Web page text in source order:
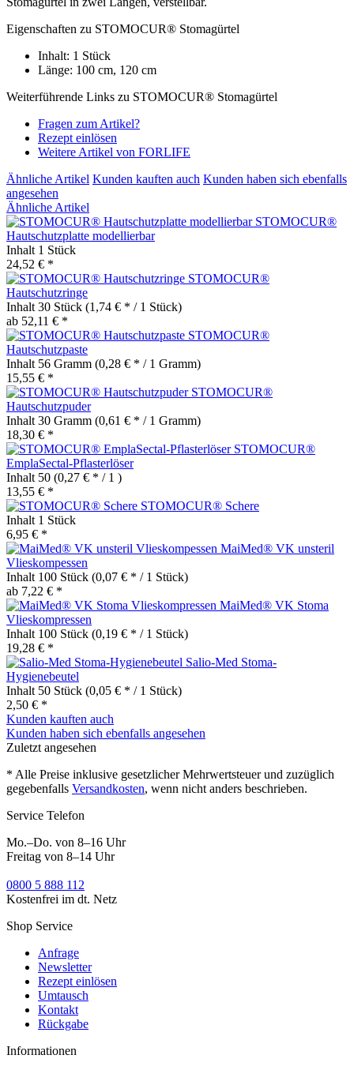
Eigenschaften zu STOMOCUR® Stomagürtel
Inhalt: 1 Stück
Länge: 100 cm, 120 cm
Weiterführende Links zu STOMOCUR® Stomagürtel
Fragen zum Artikel?
Rezept einlösen
Weitere Artikel von FORLIFE
Ähnliche Artikel Kunden kauften auch Kunden haben sich ebenfalls
angesehen
Ähnliche Artikel
STOMOCUR®
Hautschutzplatte modellierbar
Inhalt 1 Stück
24,52 € *
STOMOCUR®
Hautschutzringe
Inhalt 30 Stück (1,74 € * / 1 Stück)
ab 52,11 € *
STOMOCUR®
Hautschutzpaste
Inhalt 56 Gramm (0,28 € * / 1 Gramm)
15,55 € *
STOMOCUR®
Hautschutzpuder
Inhalt 30 Gramm (0,61 € * / 1 Gramm)
18,30 € *
STOMOCUR®
EmplaSectal-Pflasterlöser
Inhalt 50 (0,27 € * / 1 )
13,55 € *
STOMOCUR® Schere
Inhalt 1 Stück
6,95 € *
MaiMed® VK unsteril
Vlieskompessen
Inhalt 100 Stück (0,07 € * / 1 Stück)
ab 7,22 € *
MaiMed® VK Stoma
Vlieskompressen
Inhalt 100 Stück (0,19 € * / 1 Stück)
19,28 € *
Salio-Med Stoma-
Hygienebeutel
Inhalt 50 Stück (0,05 € * / 1 Stück)
2,50 € *
Kunden kauften auch
Kunden haben sich ebenfalls angesehen
Zuletzt angesehen
* Alle Preise inklusive gesetzlicher Mehrwertsteuer und zuzüglich
gegebenfalls Versandkosten, wenn nicht anders beschrieben.
Service Telefon
Mo.–Do. von 8–16 Uhr
Freitag von 8–14 Uhr
0800 5 888 112
Kostenfrei im dt. Netz
Shop Service
Anfrage
Newsletter
Rezept einlösen
Umtausch
Kontakt
Rückgabe
Informationen